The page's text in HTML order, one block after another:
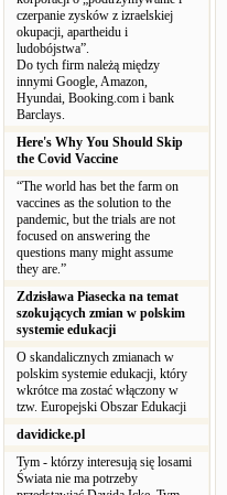
czerpanie zysków z izraelskiej
okupacji, apartheidu i
ludobójstwa”.
Do tych firm należą między
innymi Google, Amazon,
Hyundai, Booking.com i bank
Barclays.
Here's Why You Should Skip
the Covid Vaccine
“The world has bet the farm on
vaccines as the solution to the
pandemic, but the trials are not
focused on answering the
questions many might assume
they are.”
Zdzisława Piasecka na temat
szokujących zmian w polskim
systemie edukacji
O skandalicznych zmianach w
polskim systemie edukacji, który
wkrótce ma zostać włączony w
tzw. Europejski Obszar Edukacji
davidicke.pl
Tym - którzy interesują się losami
Świata nie ma potrzeby